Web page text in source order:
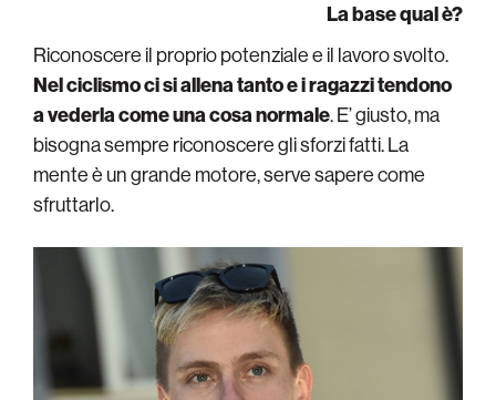
La base qual è?
Riconoscere il proprio potenziale e il lavoro svolto.
Nel ciclismo ci si allena tanto e i ragazzi tendono
a vederla come una cosa normale. E’ giusto, ma
bisogna sempre riconoscere gli sforzi fatti. La
mente è un grande motore, serve sapere come
sfruttarlo.